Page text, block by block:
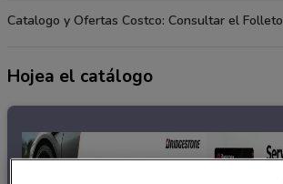
Catalogo y Ofertas Costco: Consultar el Folleto
Hojea el catálogo